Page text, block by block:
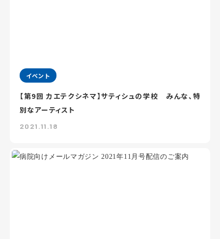
イベント
【第9回 カエテクシネマ】サティシュの学校 みんな、特
別なアーティスト
2021.11.18